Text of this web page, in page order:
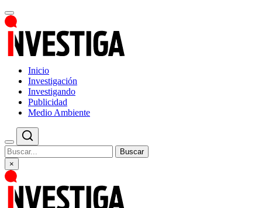
Inicio
Investigación
Investigando
Publicidad
Medio Ambiente
Buscar
×